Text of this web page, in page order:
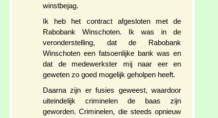
winstbejag.
Ik heb het contract afgesloten met de
Rabobank Winschoten. Ik was in de
veronderstelling, dat de Rabobank
Winschoten een fatsoenlijke bank was en
dat de medewerkster mij naar eer en
geweten zo goed mogelijk geholpen heeft.
Daarna zijn er fusies geweest, waardoor
uiteindelijk criminelen de baas zijn
geworden. Criminelen, die steeds opnieuw